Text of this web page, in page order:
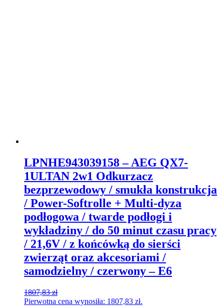
LPNHE943039158 – AEG QX7-
1ULTAN 2w1 Odkurzacz
bezprzewodowy / smukła konstrukcja
/ Power-Softrolle + Multi-dyza
podłogowa / twarde podłogi i
wykładziny / do 50 minut czasu pracy
/ 21,6V / z końcówką do sierści
zwierząt oraz akcesoriami /
samodzielny / czerwony – E6
1807,83zł
Pierwotna cena wynosiła: 1807,83 zł.